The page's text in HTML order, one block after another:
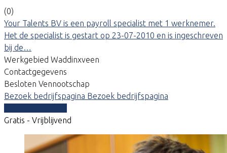
(0)
Your Talents BV is een payroll specialist met 1 werknemer.
Het de specialist is gestart op 23-07-2010 en is ingeschreven
bij de…
Werkgebied Waddinxveen
Contactgegevens
Besloten Vennootschap
Bezoek bedrijfspagina Bezoek bedrijfspagina
Gratis - Vrijblijvend